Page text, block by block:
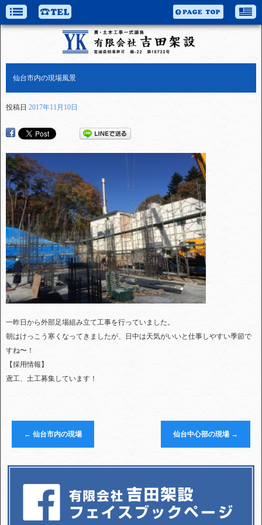
仙台市内の現場風景
投稿日 2017年11月10日
一昨日から外部足場組み立て工事を行っていました。
朝はけっこう寒くなってきましたが、日中は天気がいいと仕事しやすい季節で
すね〜！
【採用情報】
鳶工、土工募集しています！
← 仙台市内の現場 仙台中心部の現場 →